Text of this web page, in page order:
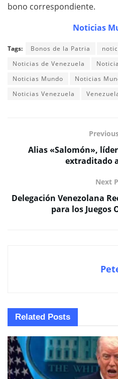
bono correspondiente.
Noticias
Tags: Bonos de la Patria
Noticias de Venezuela
Noticias Mundo
Noticias
Noticias Venezuela
Alias «Salomón»,
extraditado
Next
Delegación Venezolana
para los Juegos
Related Posts